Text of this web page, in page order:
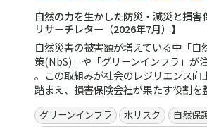
自然の力を生かした防災・減災と損害
リサーチレター（2026年7月）】
自然災害の被害額が増えている中「自
策(NbS)」や「グリーンインフラ」が
。この取組みが社会のレジリエンス向
踏まえ、損害保険会社が果たす役割を
グリーンインフラ 水リスク 自然保